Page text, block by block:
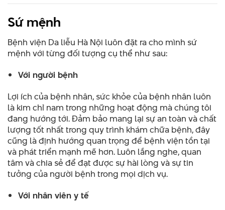
Sứ mệnh
Bệnh viện Da liễu Hà Nội luôn đặt ra cho mình sứ
mệnh với từng đối tượng cụ thể như sau:
Với người bệnh
Lợi ích của bệnh nhân, sức khỏe của bệnh nhân luôn
là kim chỉ nam trong những hoạt động mà chúng tôi
đang hướng tới. Đảm bảo mang lại sự an toàn và chất
lượng tốt nhất trong quy trình khám chữa bệnh, đây
cũng là định hướng quan trọng để bệnh viện tồn tại
và phát triển mạnh mẽ hơn. Luôn lắng nghe, quan
tâm và chia sẻ để đạt được sự hài lòng và sự tin
tưởng của người bệnh trong mọi dịch vụ.
Với nhân viên y tế